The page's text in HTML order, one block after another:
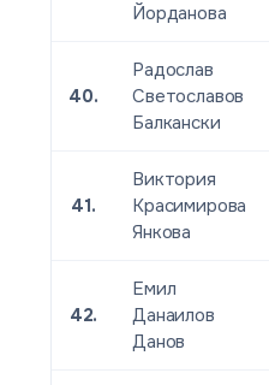
Йорданова
40.
Радослав
Светославов
Балкански
41.
Виктория
Красимирова
Янкова
42.
Емил
Данаилов
Данов